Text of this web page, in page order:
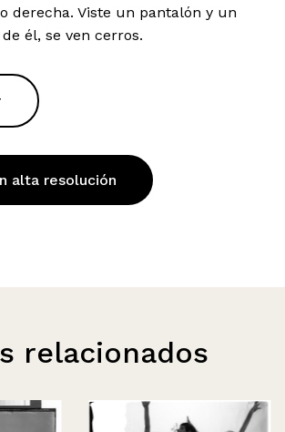
derecha. Viste un pantalón y un
él, se ven cerros.
alta resolución
relacionados